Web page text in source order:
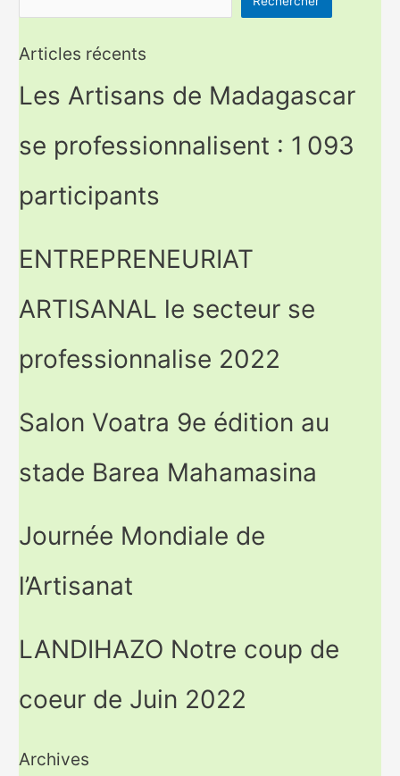
Articles récents
Les Artisans de Madagascar
se professionnalisent : 1 093
participants
ENTREPRENEURIAT
ARTISANAL le secteur se
professionnalise 2022
Salon Voatra 9e édition au
stade Barea Mahamasina
Journée Mondiale de
l’Artisanat
LANDIHAZO Notre coup de
coeur de Juin 2022
Archives